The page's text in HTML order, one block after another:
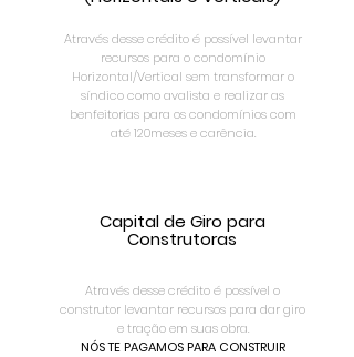
Através desse crédito é possível levantar
recursos para o condomínio
Horizontal/Vertical sem transformar o
síndico como avalista e realizar as
benfeitorias para os condomínios com
até 120meses e carência.
Capital de Giro para
Construtoras
Através desse crédito é possível o
construtor levantar recursos para dar giro
e tração em suas obra.
NÓS TE PAGAMOS PARA CONSTRUIR